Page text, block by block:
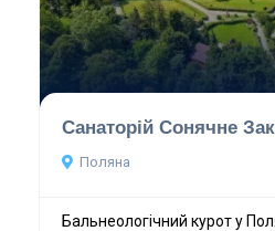
Санаторій Сонячне
Поляна
Бальнеологічний курот у